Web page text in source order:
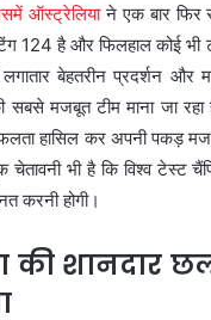
ऑस्ट्रेलियाने एक बार फिर
124 है और फिलहाल कोई भी
बेहतरीन प्रदर्शन
मजबूत टीम माना जा
हासिल कर अपनी पकड़
भी है कि विश्व टेस्ट
करनी होगी।
की शानदार